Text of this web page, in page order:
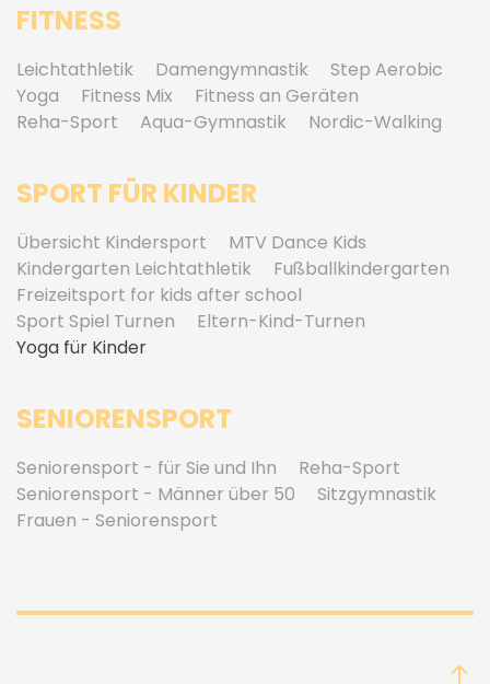
FITNESS
Leichtathletik Damengymnastik
Step Aerobic
Yoga
Fitness Mix
Fitness an Geräten
Reha-Sport
Aqua-Gymnastik Nordic-Walking
SPORT FÜR KINDER
Übersicht Kindersport
MTV Dance Kids
Kindergarten Leichtathletik
Fußballkindergarten
Freizeitsport for kids after school
Sport Spiel Turnen
Eltern-Kind-Turnen
Yoga für Kinder
SENIORENSPORT
Seniorensport - für Sie und Ihn
Reha-Sport
Seniorensport - Männer über 50
Sitzgymnastik
Frauen - Seniorensport